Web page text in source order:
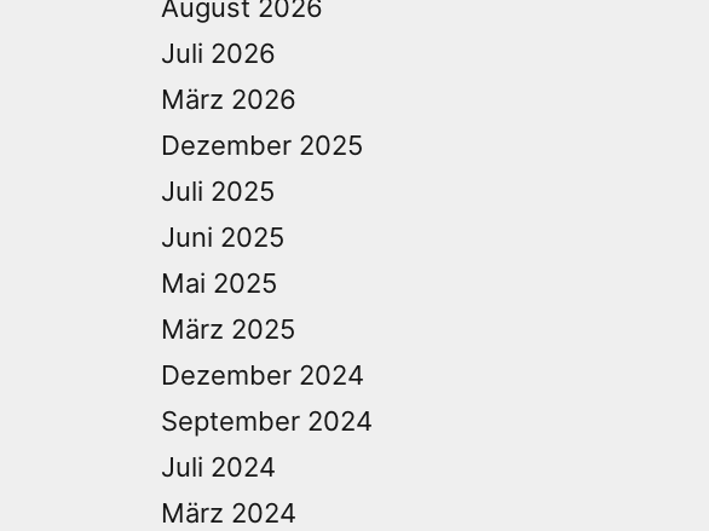
August 2026
Juli 2026
März 2026
Dezember 2025
Juli 2025
Juni 2025
Mai 2025
März 2025
Dezember 2024
September 2024
Juli 2024
März 2024